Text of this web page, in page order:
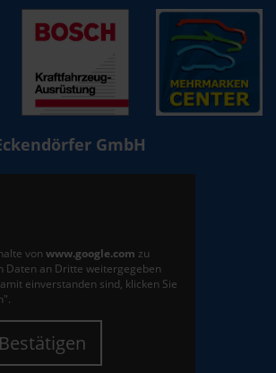
GmbH
von www.google.com zu
Daten an Dritte weitergegeben
einverstanden sind, klicken Sie
Bestätigen